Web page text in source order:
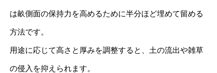
は畝側面の保持力を高めるために半分ほど埋めて留める
方法です。
用途に応じて高さと厚みを調整すると、土の流出や雑草
の侵入を抑えられます。